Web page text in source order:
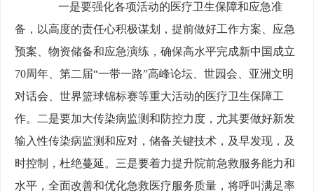
一是要强化各项活动的医疗卫生保障和应急准
备，以高度的责任心积极谋划，提前做好工作方案、应急
预案、物资储备和应急演练，确保高水平完成新中国成立
70周年、第二届“一带一路”高峰论坛、世园会、亚洲文明
对话会、世界篮球锦标赛等重大活动的医疗卫生保障工
作。二是要加大传染病监测和防控力度，尤其要做好新发
输入性传染病监测和应对，储备关键技术，及早发现，及
时控制，杜绝蔓延。三是要着力提升院前急救服务能力和
水平，全面改善和优化急救医疗服务质量，将呼叫满足率